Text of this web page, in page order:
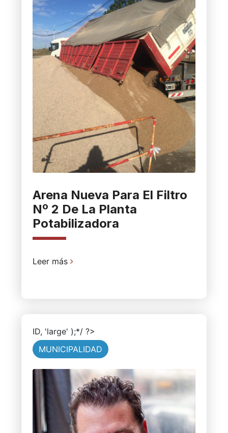
Arena Nueva Para El Filtro
Nº 2 De La Planta
Potabilizadora
Leer más
ID, 'large' );*/ ?>
MUNICIPALIDAD